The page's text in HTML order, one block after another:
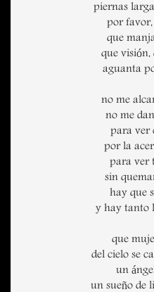
piernas
por favor,
que
que visión,
aguanta
no me
no me
para ver
por la
para ver
sin
hay que
y hay tanto
que
del cielo se
un
un sueño de